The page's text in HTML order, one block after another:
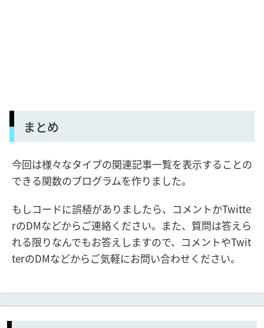
まとめ
今回は様々なタイプの関連記事一覧を表示することの
できる関数のプログラムを作りました。
もしコードに誤植がありましたら、コメントかTwitte
rのDMなどからご連絡ください。また、質問は答えら
れる限りなんでもお答えしますので、コメントやTwit
terのDMなどからご気軽にお問い合わせください。